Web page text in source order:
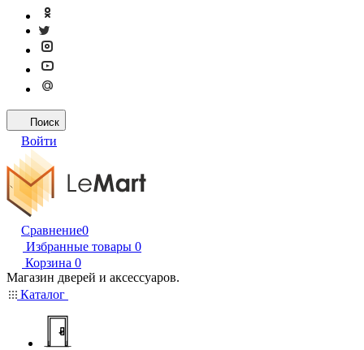
Поиск
Войти
Сравнение0
Избранные товары 0
Корзина 0
Магазин дверей и аксессуаров.
Каталог